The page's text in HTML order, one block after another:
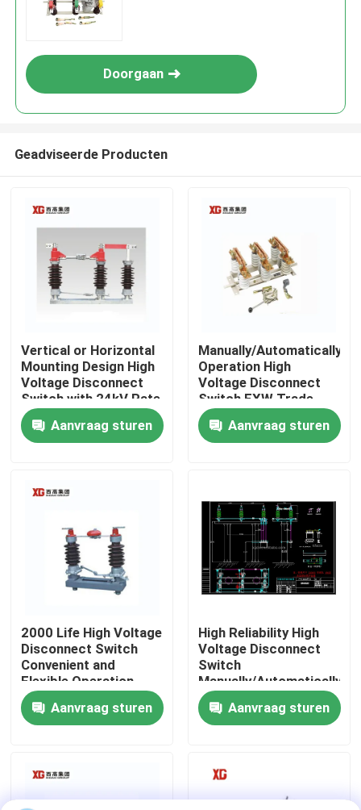
Huis
Producten
Ongeveer ons
Fabrieksreis
Kwaliteitscontrole
Contacteer ons
Verzoek om een Citaat
De Onderbrekingsschakelaar van de luchtlading
Het Mechanisme van de machtsdistributie
Doorgaan
Geadviseerde Producten
Vertical or Horizontal
Mounting Design High
Voltage Disconnect
Switch with 24kV Rate
Voltage
Aanvraag sturen
Manually/Automatically
Operation High
Voltage Disconnect
Switch EXW Trade
Terms Product
Aanvraag sturen
2000 Life High Voltage
Disconnect Switch
Convenient and
Flexible Operation
Aanvraag sturen
High Reliability High
Voltage Disconnect
Switch
Manually/Automatically
Operated 3 Units for 1
Set EXW Trade Terms
Aanvraag sturen